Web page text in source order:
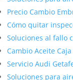
Precio Cambio
Cómo quitar
Soluciones al fallo
Cambio Aceite
Servicio Audi
Soluciones para